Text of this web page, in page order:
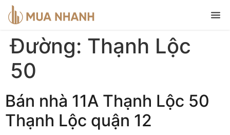
Đường: Thạnh Lộc
50
Bán nhà 11A Thạnh Lộc 50
Thạnh Lộc quận 12